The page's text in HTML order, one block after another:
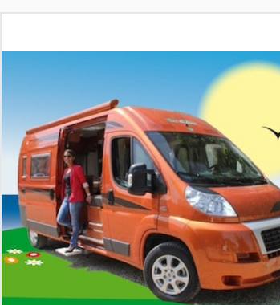
Fourgon-
Forum de conseils et d'entraide des